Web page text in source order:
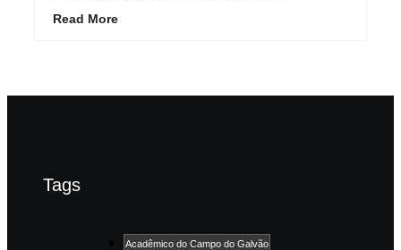
Read More
Tags
Acadêmico do Campo do Galvão